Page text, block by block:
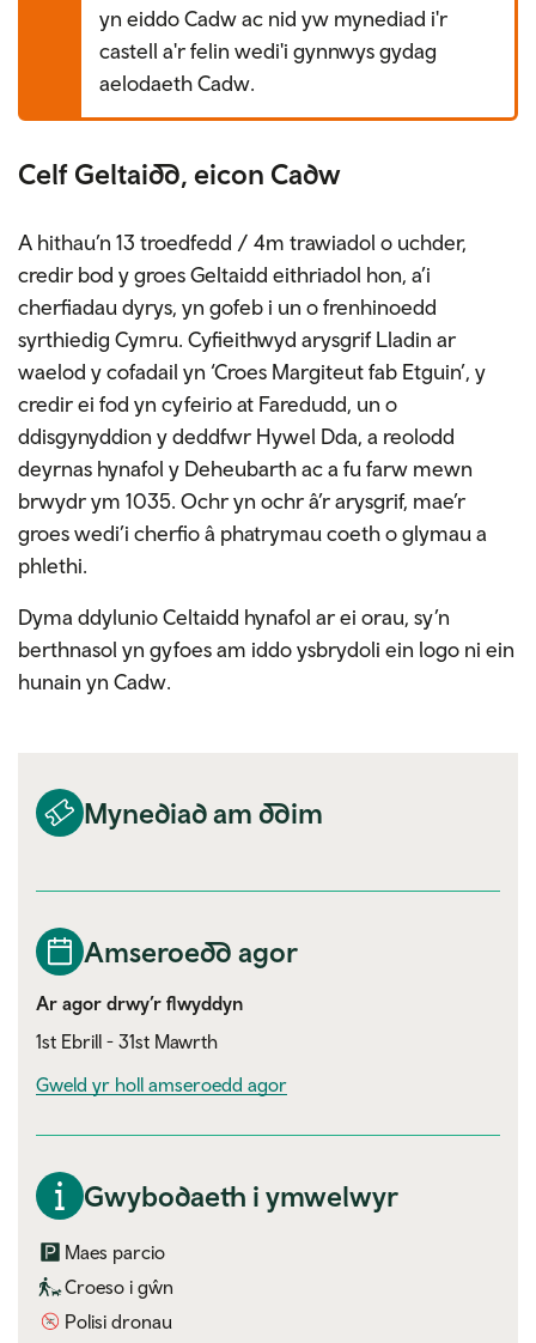
Mynediad am ddim
Amseroedd agor
Ar agor drwy’r flwyddyn
1st Ebrill - 31st Mawrth
Gweld yr holl amseroedd agor
Gwybodaeth i ymwelwyr
Maes parcio
Croeso i gŵn
Polisi dronau
yn eiddo Cadw ac nid yw mynediad i'r
castell a'r felin wedi'i gynnwys gydag
aelodaeth Cadw.
Celf Geltaidd, eicon Cadw
A hithau’n 13 troedfedd / 4m trawiadol o uchder,
credir bod y groes Geltaidd eithriadol hon, a’i
cherfiadau dyrys, yn gofeb i un o frenhinoedd
syrthiedig Cymru. Cyfieithwyd arysgrif Lladin ar
waelod y cofadail yn ‘Croes Margiteut fab Etguin’, y
credir ei fod yn cyfeirio at Faredudd, un o
ddisgynyddion y deddfwr Hywel Dda, a reolodd
deyrnas hynafol y Deheubarth ac a fu farw mewn
brwydr ym 1035. Ochr yn ochr â’r arysgrif, mae’r
groes wedi’i cherfio â phatrymau coeth o glymau a
phlethi.
Dyma ddylunio Celtaidd hynafol ar ei orau, sy’n
berthnasol yn gyfoes am iddo ysbrydoli ein logo ni ein
hunain yn Cadw.